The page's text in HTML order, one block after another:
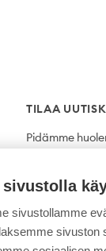
TILAA
Pidämme
uutuuksista
Tilaa
sivustolla
sivustollamme
sivuston